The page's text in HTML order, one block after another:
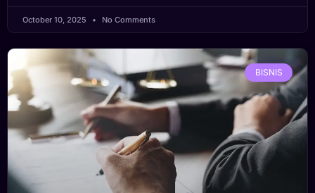
October 10, 2025 No Comments
BISNIS